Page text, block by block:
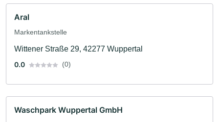
Aral
Markentankstelle
Wittener Straße 29, 42277 Wuppertal
0.0
(0)
Waschpark Wuppertal GmbH